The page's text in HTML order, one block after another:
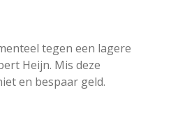
tegen een lagere
Heijn. Mis deze
en bespaar geld.